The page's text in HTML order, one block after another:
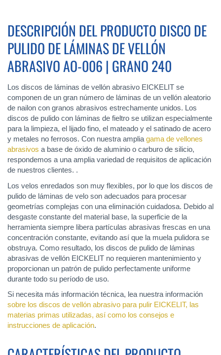
DESCRIPCIÓN DEL PRODUCTO DISCO DE
PULIDO DE LÁMINAS DE VELLÓN
ABRASIVO AO-006 | GRANO 240
Los discos de láminas de vellón abrasivo EICKELIT se
componen de un gran número de láminas de un vellón aleatorio
de nailon con granos abrasivos estrechamente unidos. Los
discos de pulido con láminas de fieltro se utilizan especialmente
para la limpieza, el lijado fino, el mateado y el satinado de acero
y metales no ferrosos. Con nuestra amplia gama de vellones
abrasivos a base de óxido de aluminio o carburo de silicio,
respondemos a una amplia variedad de requisitos de aplicación
de nuestros clientes. .
Los velos enredados son muy flexibles, por lo que los discos de
pulido de láminas de velo son adecuados para procesar
geometrías complejas con una eliminación cuidadosa. Debido al
desgaste constante del material base, la superficie de la
herramienta siempre libera partículas abrasivas frescas en una
concentración constante, evitando así que la muela pulidora se
obstruya. Como resultado, los discos de pulido de láminas
abrasivas de vellón EICKELIT no requieren mantenimiento y
proporcionan un patrón de pulido perfectamente uniforme
durante todo su período de uso.
Si necesita más información técnica, lea nuestra información
sobre los discos de vellón abrasivo para pulir EICKELIT, las
materias primas utilizadas, así como los consejos e
instrucciones de aplicación.